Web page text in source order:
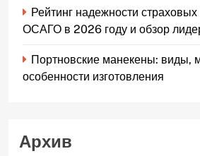
Рейтинг надежности
ОСАГО в 2026 году и обзор
Портновские манекены: виды,
особенности изготовления
Архив